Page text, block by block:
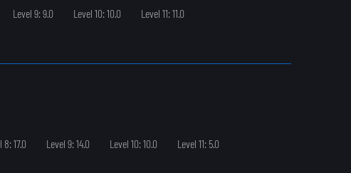
Level 9: 9.0 Level 10: 10.0
Level 11: 11.0
8: 17.0 Level 9: 14.0 Level 10: 10.0
Level 11: 5.0